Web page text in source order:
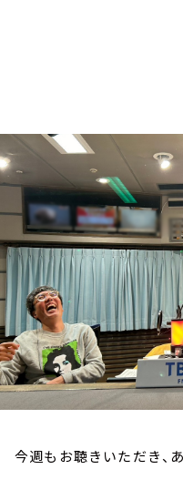
トピックス
TBS Podcast
お知らせ
イベント・グッズ
YouTube
会社情報
今週もお聴きいただき、